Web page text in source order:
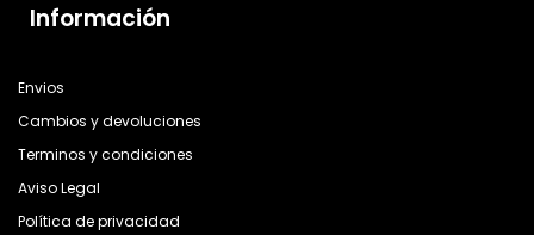
Información
Envios
Cambios y devoluciones
Terminos y condiciones
Aviso Legal
Política de privacidad